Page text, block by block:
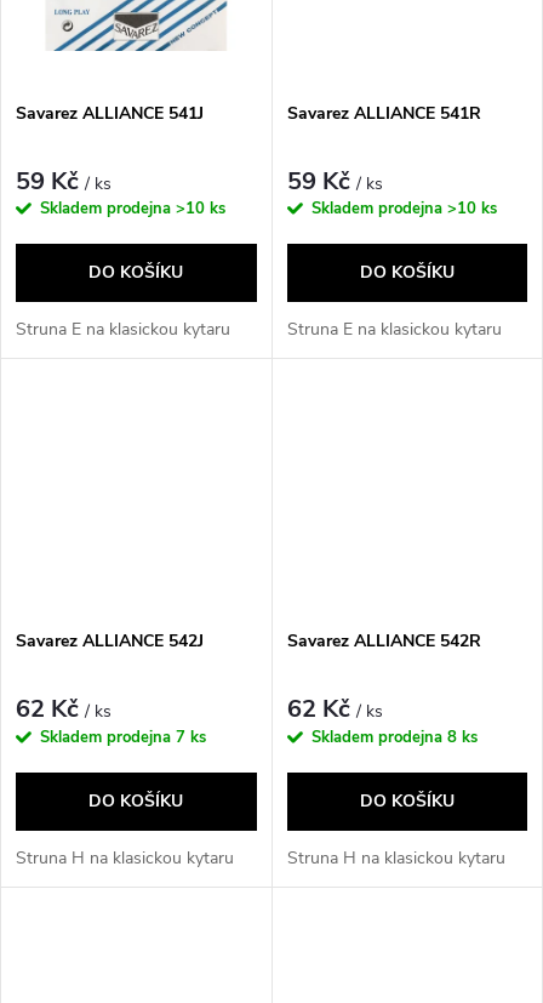
Savarez ALLIANCE 541J
59 Kč/ ks
Skladem prodejna >10 ks
DO KOŠÍKU
Struna E na klasickou kytaru
Savarez ALLIANCE 541R
59 Kč/ ks
Skladem prodejna >10 ks
DO KOŠÍKU
Struna E na klasickou kytaru
Savarez ALLIANCE 542J
62 Kč/ ks
Skladem prodejna 7 ks
DO KOŠÍKU
Struna H na klasickou kytaru
Savarez ALLIANCE 542R
62 Kč/ ks
Skladem prodejna 8 ks
DO KOŠÍKU
Struna H na klasickou kytaru